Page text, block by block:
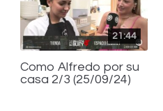
21:44
Como Alfredo por su
casa 2/3 (25/09/24)